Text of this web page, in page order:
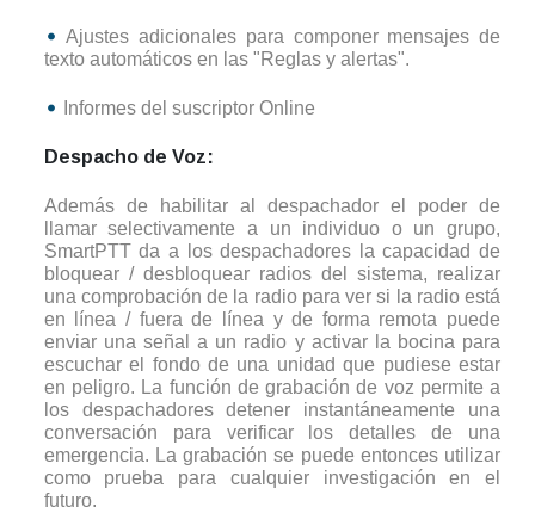
Ajustes adicionales para componer mensajes de
texto automáticos en las "Reglas y alertas".
Informes del suscriptor Online
Despacho de Voz:
Además de habilitar al despachador el poder de
llamar selectivamente a un individuo o un grupo,
SmartPTT da a los despachadores la capacidad de
bloquear / desbloquear radios del sistema, realizar
una comprobación de la radio para ver si la radio está
en línea / fuera de línea y de forma remota puede
enviar una señal a un radio y activar la bocina para
escuchar el fondo de una unidad que pudiese estar
en peligro. La función de grabación de voz permite a
los despachadores detener instantáneamente una
conversación para verificar los detalles de una
emergencia. La grabación se puede entonces utilizar
como prueba para cualquier investigación en el
futuro.